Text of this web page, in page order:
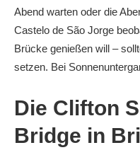
Abend warten oder die
Castelo de São Jorge
Brücke genießen will –
setzen. Bei
Die Clifton
Bridge in